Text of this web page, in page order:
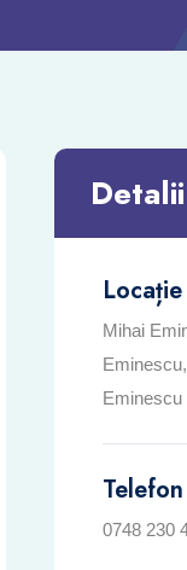
Locație
Mihai
Eminescu
Telefon
0748 230